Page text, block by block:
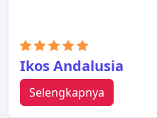
Ikos Andalusia
Selengkapnya